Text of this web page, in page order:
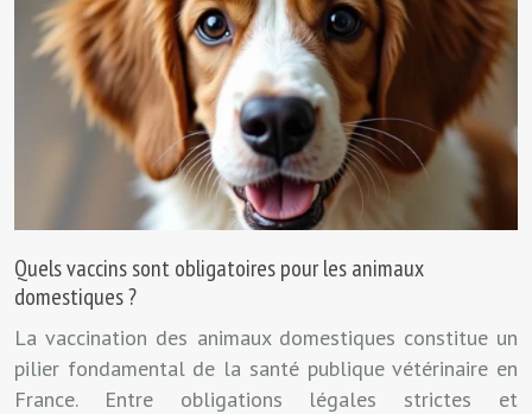
Quels vaccins sont obligatoires pour les animaux
domestiques ?
La vaccination des animaux domestiques constitue un
pilier fondamental de la santé publique vétérinaire en
France. Entre obligations légales strictes et